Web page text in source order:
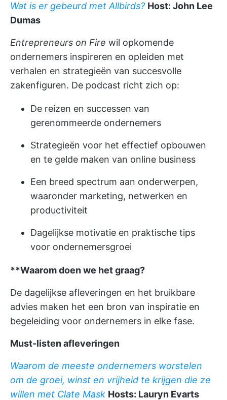
Wat is er gebeurd met Allbirds? Host: John Lee
Dumas
Entrepreneurs on Fire wil opkomende
ondernemers inspireren en opleiden met
verhalen en strategieën van succesvolle
zakenfiguren. De podcast richt zich op:
De reizen en successen van
gerenommeerde ondernemers
Strategieën voor het effectief opbouwen
en te gelde maken van online business
Een breed spectrum aan onderwerpen,
waaronder marketing, netwerken en
productiviteit
Dagelijkse motivatie en praktische tips
voor ondernemersgroei
**Waarom doen we het graag?
De dagelijkse afleveringen en het bruikbare
advies maken het een bron van inspiratie en
begeleiding voor ondernemers in elke fase.
Must-listen afleveringen
Waarom de meeste ondernemers worstelen
om de groei, winst en vrijheid te krijgen die ze
willen met Clate Mask Hosts: Lauryn Evarts